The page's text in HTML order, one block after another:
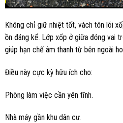
Không chỉ giữ nhiệt tốt, vách tôn lõi
ồn đáng kể. Lớp xốp ở giữa đóng vai
giúp hạn chế âm thanh từ bên ngoài
Điều này cực kỳ hữu ích cho:
Phòng làm việc cần yên tĩnh.
Nhà máy gần khu dân cư.